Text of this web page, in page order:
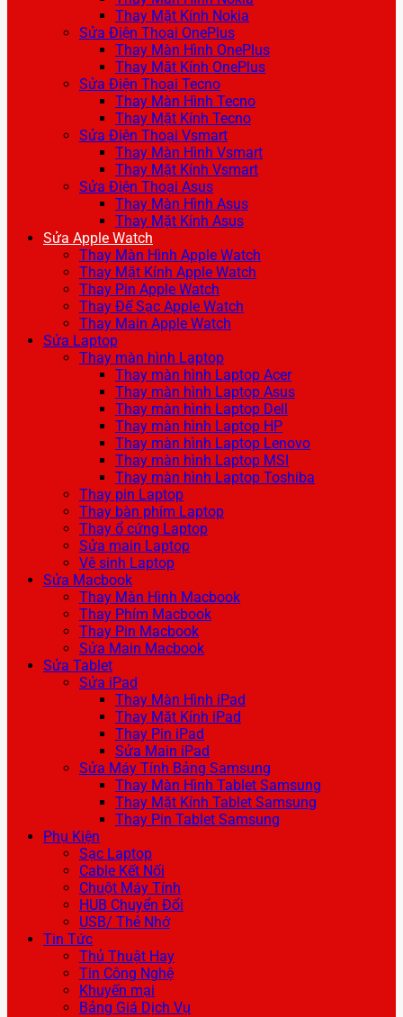
Thay Mặt Kính Nokia
Sửa Điện Thoại OnePlus
Thay Màn Hình OnePlus
Thay Mặt Kính OnePlus
Sửa Điện Thoại Tecno
Thay Màn Hình Tecno
Thay Mặt Kính Tecno
Sửa Điện Thoại Vsmart
Thay Màn Hình Vsmart
Thay Mặt Kính Vsmart
Sửa Điện Thoại Asus
Thay Màn Hình Asus
Thay Mặt Kính Asus
Sửa Apple Watch
Thay Màn Hình Apple Watch
Thay Mặt Kính Apple Watch
Thay Pin Apple Watch
Thay Đế Sạc Apple Watch
Thay Main Apple Watch
Sửa Laptop
Thay màn hình Laptop
Thay màn hình Laptop Acer
Thay màn hình Laptop Asus
Thay màn hình Laptop Dell
Thay màn hình Laptop HP
Thay màn hình Laptop Lenovo
Thay màn hình Laptop MSI
Thay màn hình Laptop Toshiba
Thay pin Laptop
Thay bàn phím Laptop
Thay ổ cứng Laptop
Sửa main Laptop
Vệ sinh Laptop
Sửa Macbook
Thay Màn Hình Macbook
Thay Phím Macbook
Thay Pin Macbook
Sửa Main Macbook
Sửa Tablet
Sửa iPad
Thay Màn Hình iPad
Thay Mặt Kính iPad
Thay Pin iPad
Sửa Main iPad
Sửa Máy Tính Bảng Samsung
Thay Màn Hình Tablet Samsung
Thay Mặt Kính Tablet Samsung
Thay Pin Tablet Samsung
Phụ Kiện
Sạc Laptop
Cable Kết Nối
Chuột Máy Tính
HUB Chuyển Đổi
USB/ Thẻ Nhớ
Tin Tức
Thủ Thuật Hay
Tin Công Nghệ
Khuyến mại
Bảng Giá Dịch Vụ